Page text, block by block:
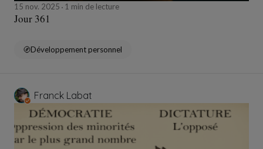
15 nov. 2025 1 min de lecture
Jour 361
Développement personnel
Franck Labat